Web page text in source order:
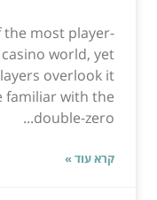
most player-
world, yet
overlook it
familiar with the
double-zero...
קרא עוד »